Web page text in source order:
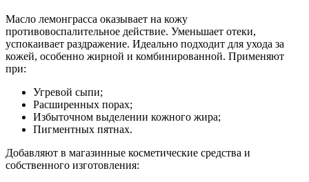
Масло лемонграсса оказывает на кожу
противовоспалительное действие. Уменьшает отеки,
успокаивает раздражение. Идеально подходит для ухода за
кожей, особенно жирной и комбинированной. Применяют
при:
Угревой сыпи;
Расширенных порах;
Избыточном выделении кожного жира;
Пигментных пятнах.
Добавляют в магазинные косметические средства и
собственного изготовления: